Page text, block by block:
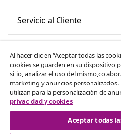
Servicio al Cliente
vidaXL
Descubre mas
Al hacer clic en “Aceptar todas las
cookies se guarden en su dispositivo
sitio, analizar el uso del
marketing y anuncios personalizados.
utilizan para la personalización de
privacidad y cookies
Aceptar todas